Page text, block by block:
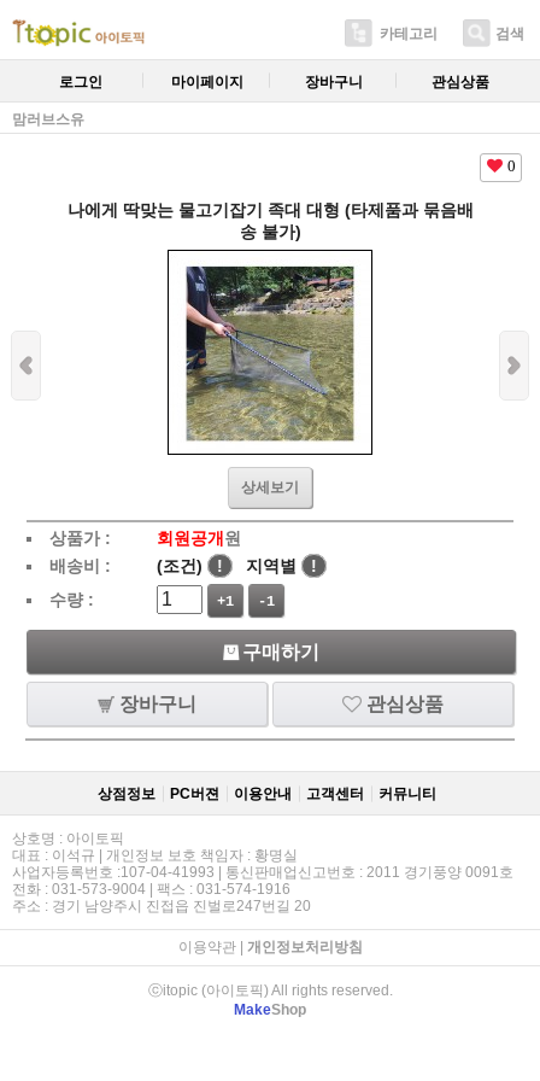
카테고리 검색
로그인 마이페이지 장바구니 관심상품
맘러브스유
0
나에게 딱맞는 물고기잡기 족대 대형 (타제품과 묶음배
송 불가)
상세보기
상품가 : 회원공개 원
배송비 :
(조건) ! 지역별
!
수량 :
+1 -1
구매하기
장바구니 관심상품
상점정보 PC버젼 이용안내 고객센터 커뮤니티
상호명 : 아이토픽
대표 : 이석규 | 개인정보 보호 책임자 : 황명실
사업자등록번호 :107-04-41993 | 통신판매업신고번호 : 2011 경기풍양 0091호
전화 : 031-573-9004 | 팩스 : 031-574-1916
주소 : 경기 남양주시 진접읍 진벌로247번길 20
이용약관| 개인정보처리방침
ⓒitopic (아이토픽) All rights reserved.
MakeShop